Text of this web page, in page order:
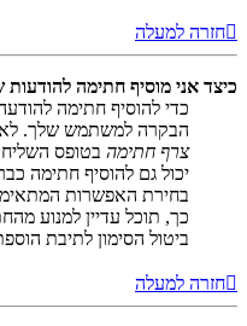
חזרה למעלה
כיצד אני מוסיף חתימה להודעות
כדי להוסיף חתימה
הבקרה למשתמש שלך.
צרף חתימה בטופס
יכול גם להוסיף חתימה
בחירת האפשרות
כך, תוכל עדיין למנוע
ביטול הסימון לתיבת
חזרה למעלה